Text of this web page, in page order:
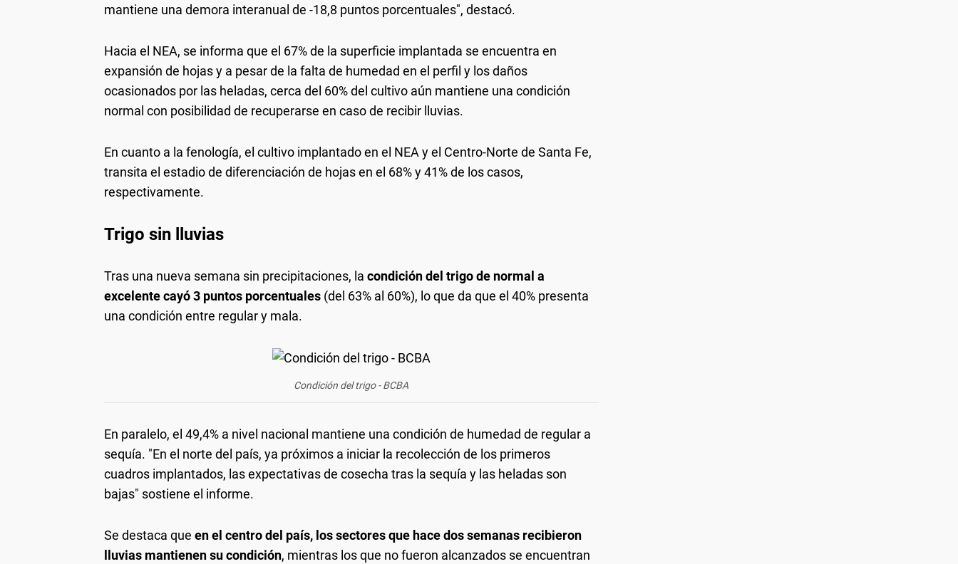
mantiene una demora interanual de -18,8 puntos porcentuales", destacó.
Hacia el NEA, se informa que el 67% de la superficie implantada se encuentra en
expansión de hojas y a pesar de la falta de humedad en el perfil y los daños
ocasionados por las heladas, cerca del 60% del cultivo aún mantiene una condición
normal con posibilidad de recuperarse en caso de recibir lluvias.
En cuanto a la fenología, el cultivo implantado en el NEA y el Centro-Norte de Santa Fe,
transita el estadio de diferenciación de hojas en el 68% y 41% de los casos,
respectivamente.
Trigo sin lluvias
Tras una nueva semana sin precipitaciones, la condición del trigo de normal a
excelente cayó 3 puntos porcentuales (del 63% al 60%), lo que da que el 40% presenta
una condición entre regular y mala.
Condición del trigo - BCBA
En paralelo, el 49,4% a nivel nacional mantiene una condición de humedad de regular a
sequía. "En el norte del país, ya próximos a iniciar la recolección de los primeros
cuadros implantados, las expectativas de cosecha tras la sequía y las heladas son
bajas" sostiene el informe.
Se destaca que en el centro del país, los sectores que hace dos semanas recibieron
lluvias mantienen su condición, mientras los que no fueron alcanzados se encuentran